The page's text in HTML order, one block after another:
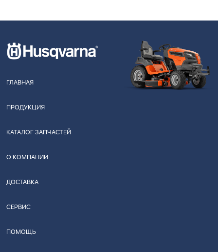
ГЛАВНАЯ
ПРОДУКЦИЯ
КАТАЛОГ ЗАПЧАСТЕЙ
О КОМПАНИИ
ДОСТАВКА
СЕРВИС
ПОМОЩЬ